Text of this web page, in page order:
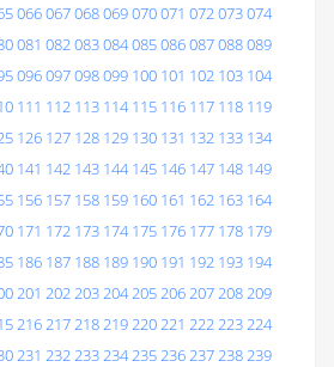
066067068069070071 072073074
081 082083084085086087088089
096097098099 100 101 102 103 104
111 112 113 114 115 116 117 118 119
126 127 128 129 130 131 132 133 134
141 142 143 144 145 146 147 148 149
156 157 158 159 160 161 162 163 164
171 172 173 174 175 176 177 178 179
186 187 188 189 190 191 192 193 194
201 202203204205206207208209
216217218219220221 222223224
231 232233234235236237238239